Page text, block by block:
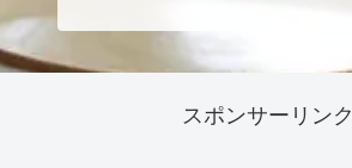
スポンサーリンク